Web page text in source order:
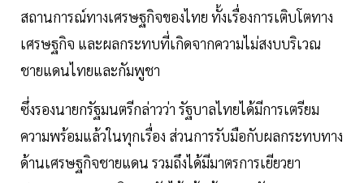
สถานการณ์ทางเศรษฐกิจของไทย ทั้งเรื่องการเติบโตทาง
เศรษฐกิจ และผลกระทบที่เกิดจากความไม่สงบบริเวณ
ชายแดนไทยและกัมพูชา
ซึ่งรองนายกรัฐมนตรีกล่าวว่า รัฐบาลไทยได้มีการเตรียม
ความพร้อมแล้วในทุกเรื่อง ส่วนการรับมือกับผลกระทบทาง
ด้านเศรษฐกิจชายแดน รวมถึงได้มีมาตรการเยียวยา